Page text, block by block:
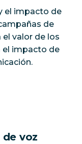
el impacto de
de
el valor de los
el impacto de
voz